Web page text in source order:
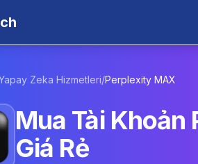
Zeka Hizmetleri/Perplexity MAX
Mua Tài
Giá Rẻ